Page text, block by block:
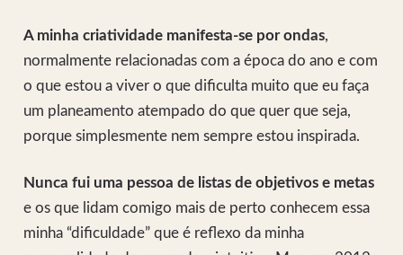
A minha criatividade manifesta-se por ondas,
normalmente relacionadas com a época do ano e com
o que estou a viver o que dificulta muito que eu faça
um planeamento atempado do que quer que seja,
porque simplesmente nem sempre estou inspirada.
Nunca fui uma pessoa de listas de objetivos e metas
e os que lidam comigo mais de perto conhecem essa
minha “dificuldade” que é reflexo da minha